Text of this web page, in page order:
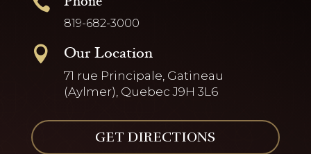
819-682-3000
 Our Location
71 rue Principale, Gatineau
(Aylmer), Quebec J9H 3L6
GET DIRECTIONS